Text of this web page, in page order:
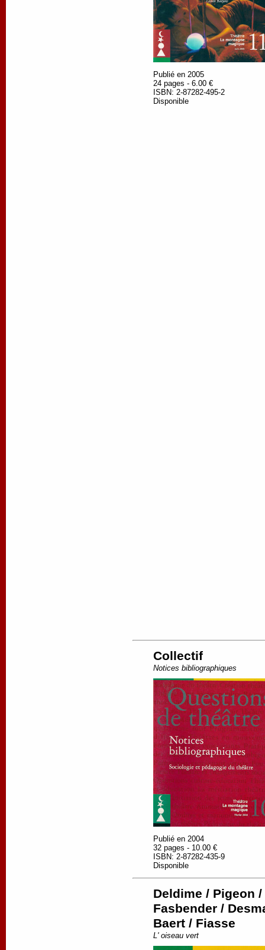
Publié en 2005
24 pages - 6.00 €
ISBN: 2-87282-495-2
Disponible
Collectif
Notices bibliographiques
Publié en 2004
32 pages - 10.00 €
ISBN: 2-87282-435-9
Disponible
Deldime / Pigeon
Fasbender /
Baert / Fiasse
L' oiseau vert